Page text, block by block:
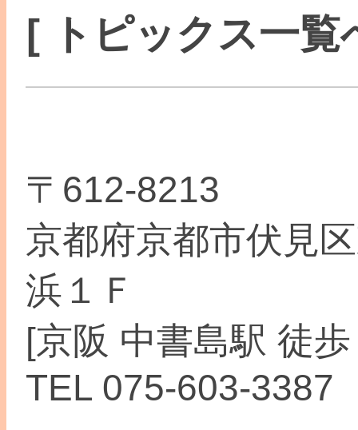
[ トピックス一覧
〒612-8213
京都府京都市伏見
浜１Ｆ
[京阪 中書島駅 徒
TEL 075-603-3387